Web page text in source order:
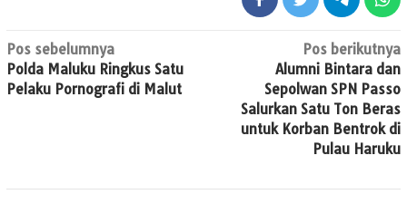
Navigasi
pos
Pos sebelumnya
Polda Maluku Ringkus Satu
Pelaku Pornografi di Malut
Pos berikutnya
Alumni Bintara dan
Sepolwan SPN Passo
Salurkan Satu Ton Beras
untuk Korban Bentrok di
Pulau Haruku